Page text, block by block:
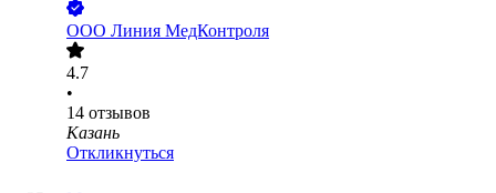
ООО Линия МедКонтроля
4.7
•
14 отзывов
Казань
Откликнуться